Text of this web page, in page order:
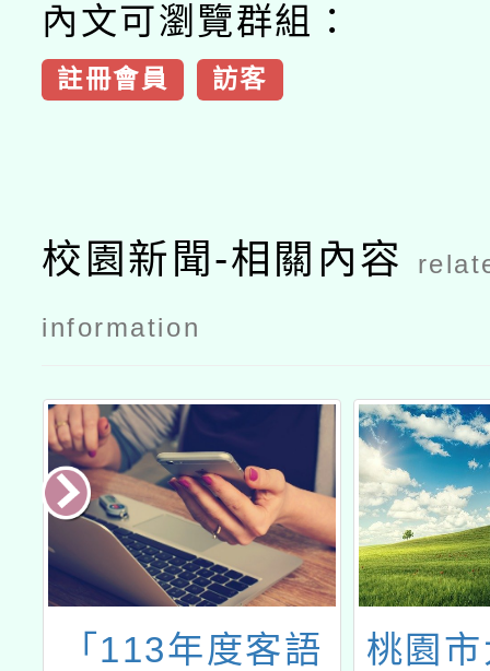
內文可瀏覽群組：
註冊會員 訪客
校園新聞-相關內容
information
「113年度客語
桃園